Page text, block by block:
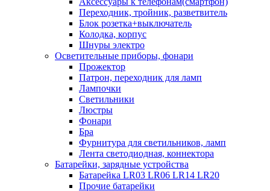
Переходник, тройник, разветвитель
Блок розетка+выключатель
Колодка, корпус
Шнуры электро
Осветительные приборы, фонари
Прожектор
Патрон, переходник для ламп
Лампочки
Светильники
Люстры
Фонари
Бра
Фурнитура для светильников, ламп
Лента светодиодная, коннектора
Батарейки, зарядные устройства
Батарейка LR03 LR06 LR14 LR20
Прочие батарейки